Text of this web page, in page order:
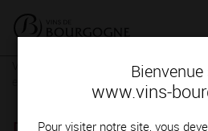
www.vins-
Pour visiter notre site, vous
La Bourgogne
enfants : découvrir la Bourgogne en